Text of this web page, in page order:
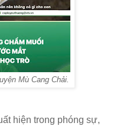
Mù Cang Chải.
hiện trong phóng sự,